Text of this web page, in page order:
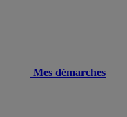
Mes démarches